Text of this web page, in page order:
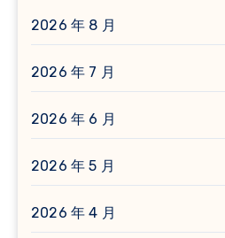
2026 年 8 月
2026 年 7 月
2026 年 6 月
2026 年 5 月
2026 年 4 月